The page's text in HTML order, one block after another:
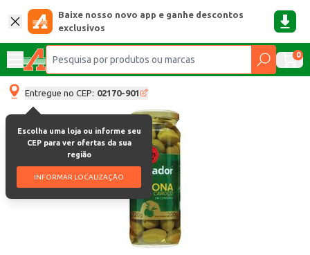
Baixe nosso novo app e ganhe descontos
exclusivos
0
Entregue no CEP: 02170-901
Escolha uma loja ou informe seu
CEP para ver ofertas da sua
região
INFORMAR LOCALIZAÇÃO